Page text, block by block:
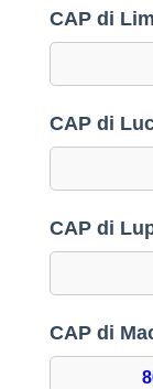
CAP di
CAP di
CAP di
CAP di